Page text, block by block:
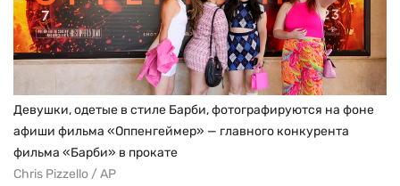
Девушки, одетые в стиле Барби, фотографируются на фоне
афиши фильма «Оппенгеймер» — главного конкурента
фильма «Барби» в прокате
Chris Pizzello / AP